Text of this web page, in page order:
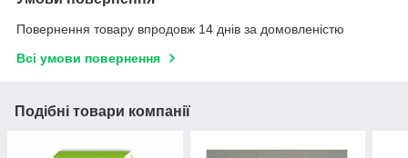
Повернення товару впродовж 14 днів за домовленістю
Всі умови повернення
Подібні товари компанії